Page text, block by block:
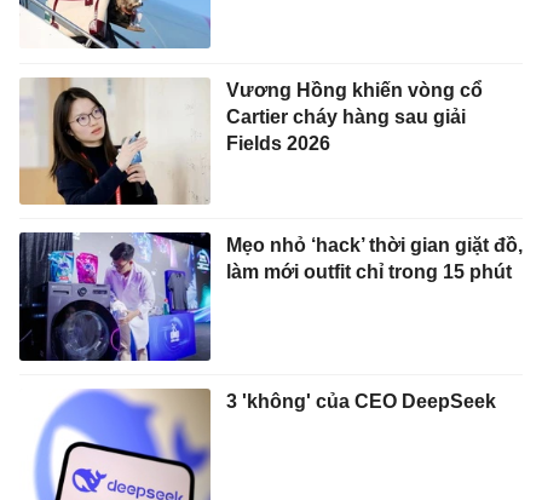
Vương Hồng khiến vòng cổ
Cartier cháy hàng sau giải
Fields 2026
Mẹo nhỏ ‘hack’ thời gian giặt đồ,
làm mới outfit chỉ trong 15 phút
3 'không' của CEO DeepSeek